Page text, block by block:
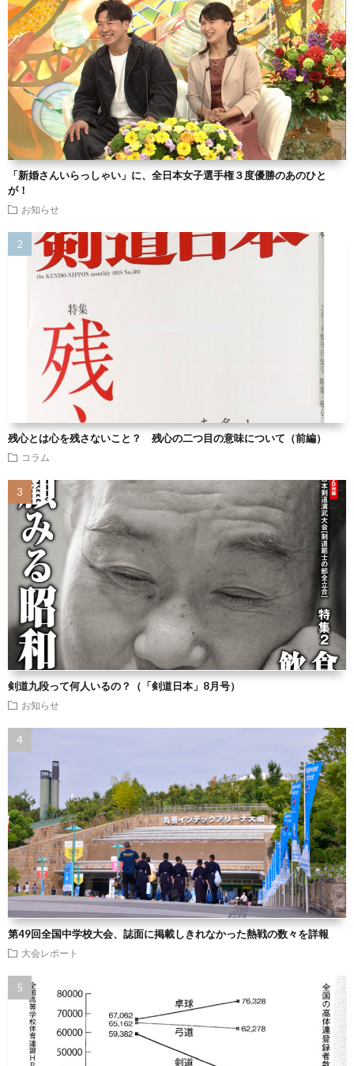
「新婚さんいらっしゃい」に、全日本女子選手権３度優勝のあのひと
が！
お知らせ
残心とは心を残さないこと？ 残心の二つ目の意味について（前編）
コラム
剣道九段って何人いるの？（「剣道日本」8月号）
お知らせ
第49回全国中学校大会、誌面に掲載しきれなかった熱戦の数々を詳報
大会レポート